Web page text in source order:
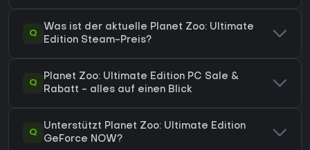
Q
Was ist der aktuelle Planet Zoo: Ultimate
Edition Steam-Preis?
Q
Planet Zoo: Ultimate Edition PC Sale &
Rabatt - alles auf einen Blick
Q
Unterstützt Planet Zoo: Ultimate Edition
GeForce NOW?